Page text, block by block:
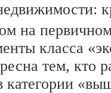
на
класса
тем, кто